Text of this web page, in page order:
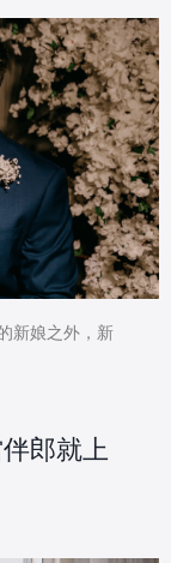
新娘之外，新
郎就上